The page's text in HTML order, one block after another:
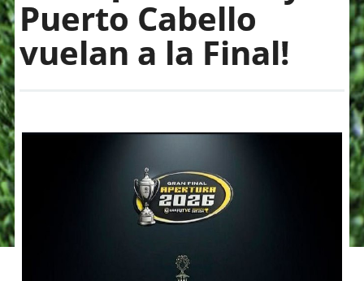
Puerto Cabello
vuelan a la Final!